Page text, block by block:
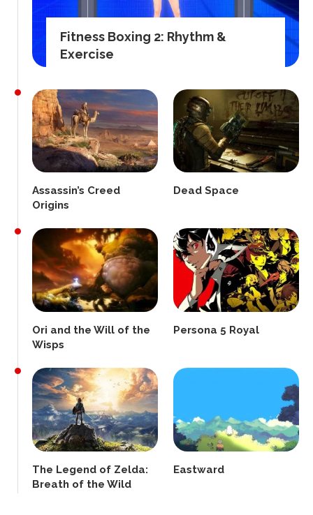
Fitness Boxing 2: Rhythm &
Exercise
Assassin’s Creed
Origins
Dead Space
Ori and the Will of the
Wisps
Persona 5 Royal
The Legend of Zelda:
Breath of the Wild
Eastward